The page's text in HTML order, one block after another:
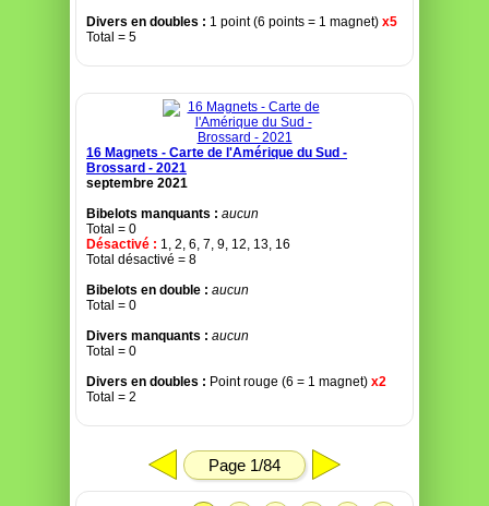
Divers en doubles : 1 point (6 points = 1 magnet) x5
Total = 5
16 Magnets - Carte de l'Amérique du Sud -
Brossard - 2021
septembre 2021
Bibelots manquants : aucun
Total = 0
Désactivé : 1, 2, 6, 7, 9, 12, 13, 16
Total désactivé = 8
Bibelots en double : aucun
Total = 0
Divers manquants : aucun
Total = 0
Divers en doubles : Point rouge (6 = 1 magnet) x2
Total = 2
Page 1/84